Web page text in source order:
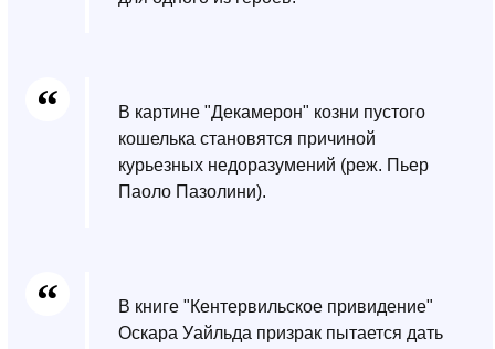
В картине "Декамерон" козни пустого
кошелька становятся причиной
курьезных недоразумений (реж. Пьер
Паоло Пазолини).
В книге "Кентервильское привидение"
Оскара Уайльда призрак пытается дать